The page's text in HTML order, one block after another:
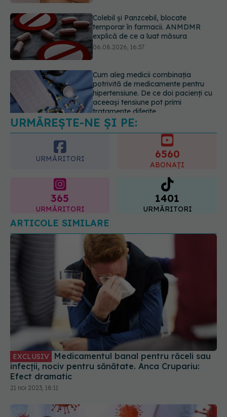
Cum aleg medicii combinația
potrivită de medicamente pentru
hipertensiune. De ce doi pacienți cu
06.08.2026, 16:19
Mii de angajați din Sănătate ar
putea primi salarii mai mari.
Sindicatele cer schimbarea legii
06.08.2026, 19:26
URMĂREȘTE-NE ȘI PE:
URMĂRITORI 6560
ABONAȚI
365
URMĂRITORI
1401
URMĂRITORI
ARTICOLE SIMILARE
EXCLUSIV
infecții, nociv pentru sănătate. Anca Crupariu:
Efect dramatic
21 noi 2023, 18:11